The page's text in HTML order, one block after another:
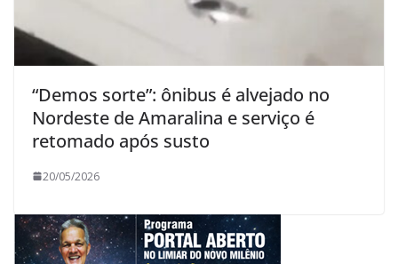
“Demos sorte”: ônibus é alvejado no
Nordeste de Amaralina e serviço é
retomado após susto
20/05/2026